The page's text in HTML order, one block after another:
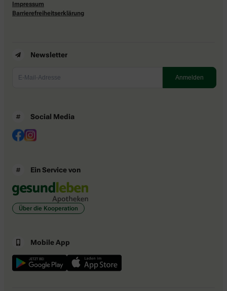
Impressum
Barrierefreiheitserklärung
Newsletter
Social Media
Ein Service von
Über die Kooperation
Mobile App